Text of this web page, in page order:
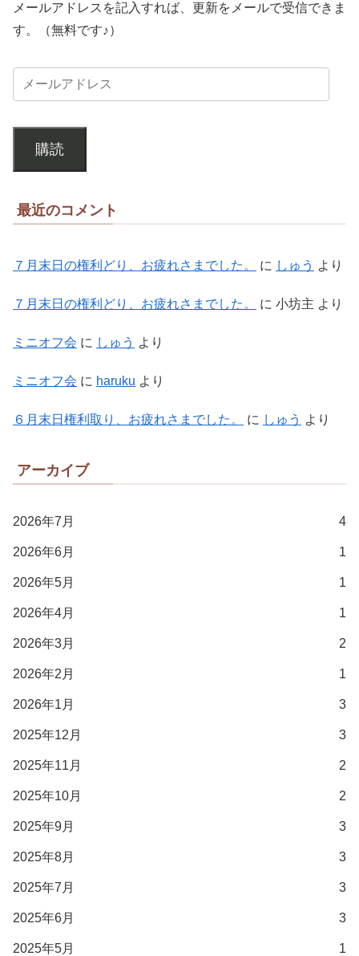
メールアドレスを記入すれば、更新をメールで受信できま
す。（無料です♪）
購読
最近のコメント
７月末日の権利どり、お疲れさまでした。 に しゅう より
７月末日の権利どり、お疲れさまでした。 に 小坊主 より
ミニオフ会 に しゅう より
ミニオフ会 に haruku より
６月末日権利取り、お疲れさまでした。 に しゅう より
アーカイブ
2026年7月 4
2026年6月 1
2026年5月 1
2026年4月 1
2026年3月 2
2026年2月 1
2026年1月 3
2025年12月 3
2025年11月 2
2025年10月 2
2025年9月 3
2025年8月 3
2025年7月 3
2025年6月 3
2025年5月 1